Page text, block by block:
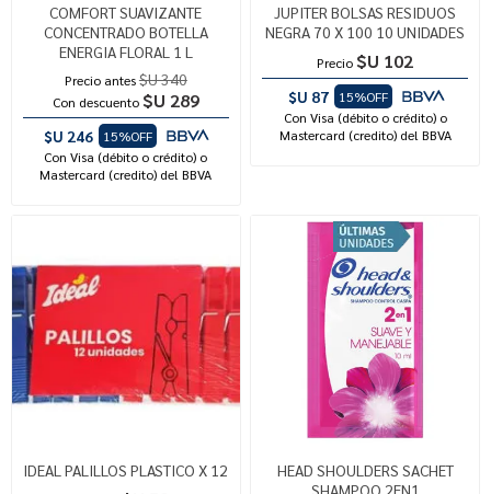
COMFORT SUAVIZANTE
CONCENTRADO BOTELLA
ENERGIA FLORAL 1 L
Precio antes$U 340
Con descuento $U 289
$U 246
15%OFF
Con Visa (débito o crédito) o
Mastercard (credito) del BBVA
JUPITER BOLSAS RESIDUOS
NEGRA 70 X 100 10 UNIDADES
Precio $U 102
$U 87
15%OFF
Con Visa (débito o crédito) o
Mastercard (credito) del BBVA
IDEAL PALILLOS PLASTICO X 12
HEAD SHOULDERS SACHET
SHAMPOO 2EN1